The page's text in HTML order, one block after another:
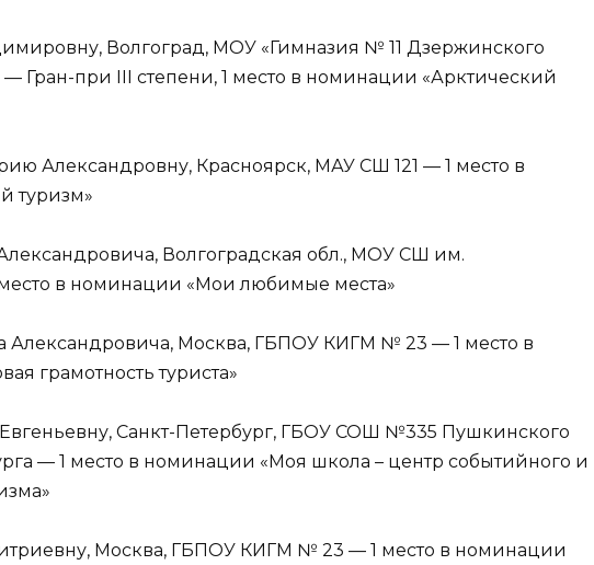
Волгоград, МОУ «Гимназия № 11 Дзержинского
— Гран-при III степени, 1 место в номинации «Арктический
Александровну, Красноярск, МАУ СШ 121 — 1 место в
туризм»
Волгоградская обл., МОУ СШ им.
в номинации «Мои любимые места»
Александровича, Москва, ГБПОУ КИГМ № 23 — 1 место в
грамотность туриста»
Санкт-Петербург, ГБОУ СОШ №335 Пушкинского
— 1 место в номинации «Моя школа – центр событийного и
Москва, ГБПОУ КИГМ № 23 — 1 место в номинации